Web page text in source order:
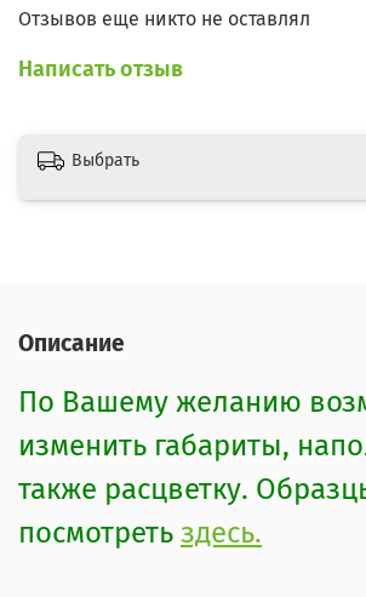
Отзывов еще никто не оставлял
Написать отзыв
Выбрать
Описание
По Вашему желанию
изменить габариты,
также расцветку.
посмотреть здесь.